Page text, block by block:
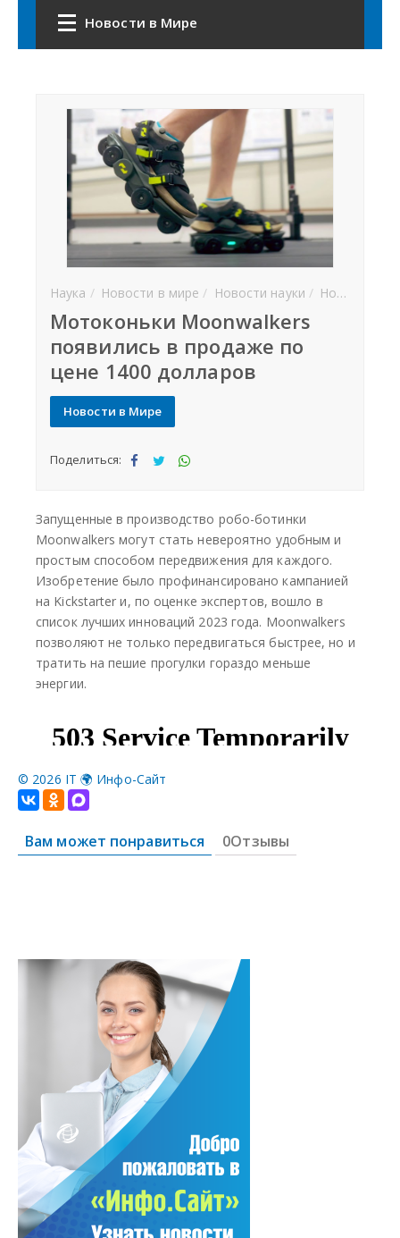
© 2026 IT 🌍 Инфо-Сайт
Вам может понравиться 0Отзывы